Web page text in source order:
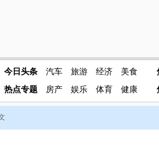
今日头条 汽车 旅游 经济
美食
热点专题
房产 娱乐 体育 健康